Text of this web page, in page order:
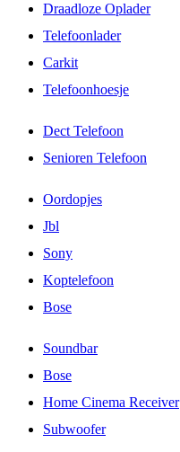
Draadloze Oplader
Telefoonlader
Carkit
Telefoonhoesje
Dect Telefoon
Senioren Telefoon
Oordopjes
Jbl
Sony
Koptelefoon
Bose
Soundbar
Bose
Home Cinema Receiver
Subwoofer